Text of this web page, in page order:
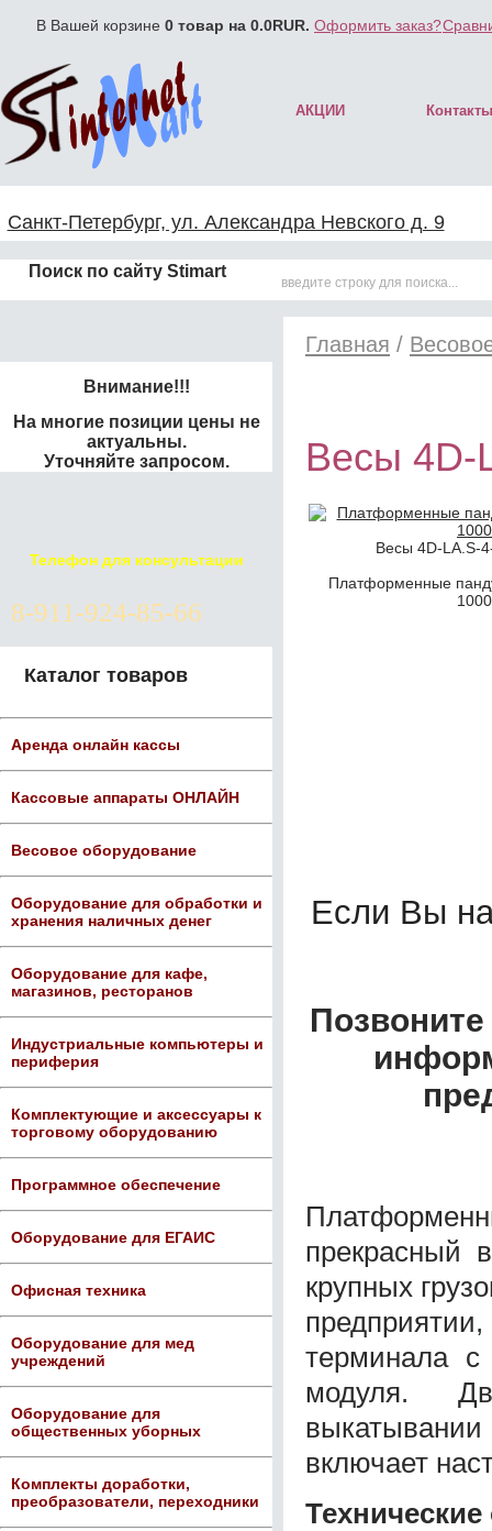
В Вашей корзине 0 товар на 0.0RUR. Оформить заказ?
АКЦИИ Контакты
Санкт-Петербург, ул. Александра Невского д. 9
Поиск по сайту Stimart
Внимание!!!
На многие позиции цены не
актуальны.
Уточняйте запросом.
Телефон для консультации
8-911-924-85-66
Каталог товаров
Аренда онлайн кассы
Кассовые аппараты ОНЛАЙН
Весовое оборудование
Оборудование для обработки и
хранения наличных денег
Оборудование для кафе,
магазинов, ресторанов
Индустриальные компьютеры и
периферия
Комплектующие и аксессуары к
торговому оборудованию
Программное обеспечение
Оборудование для ЕГАИС
Офисная техника
Оборудование для мед
учреждений
Оборудование для
общественных уборных
Комплекты доработки,
преобразователи, переходники
Главная /
Весы 4D-
Весы 4D-LA.S-
Платформенные
Если Вы
прекрасный
крупных
терминала с
модуля.
включает